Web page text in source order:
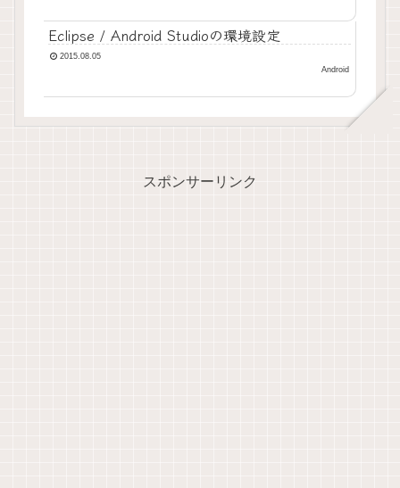
Eclipse / Android Studioの環境設定
2015.08.05
Android
スポンサーリンク